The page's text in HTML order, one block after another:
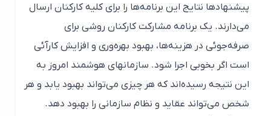
پیشنهادها نتایج این برنامه‌ها را برای کلیه کارکنان ارسال
می‌دارند. یک برنامه مشارکت کارکنان روشی برای
صرفه‌جوئی در هزینه‌ها، بهبود بهره‌وری و افزایش کارآئی
است اگر بخوبی اجرا شود. سازمانهای هوشمند امروز به
این نتیجه رسیده‌اند که هر چیزی می‌تواند بهبود یابد و هر
شخص می‌تواند عقاید و نظام سازمانی را بهبود دهد.